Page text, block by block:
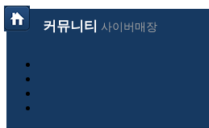
커뮤니티 사이버매장